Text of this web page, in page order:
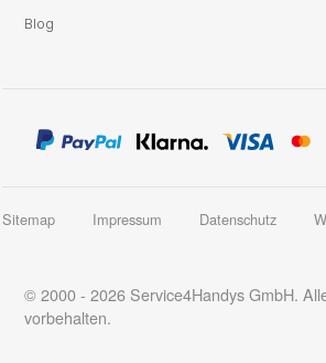
Blog
© 2000 - 2026 Service4Handys GmbH.
vorbehalten.
Sitemap Impressum Datenschutz